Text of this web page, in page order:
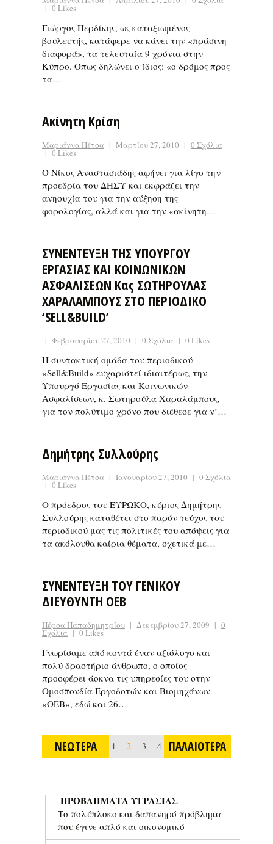
| 0 Likes
Γιώργος Περδίκης, ως καταξιωμένος
βουλευτής, κατάφερε να κάνει την «πράσινη
διαφορά», τα τελευταία 9 χρόνια στην
Κύπρο. Όπως δηλώνει ο ίδιος: «ο δρόμος προς
τα…
Ακίνητη Κρίση
Μαριάννα Πέτσα | Μαρτίου 27, 2010 | 0 Σχόλια
| 0 Likes
Ο Νίκος Αναστασιάδης αφήνει για λίγο την
προεδρία του ΔΗΣΥ και εκφράζει την
ανησυχία του για την αύξηση της
φορολογίας, αλλά και για την «ακίνητη…
ΣΥΝΕΝΤΕΥΞΗ ΤΗΣ ΥΠΟΥΡΓΟΥ
ΕΡΓΑΣΙΑΣ ΚΑΙ ΚΟΙΝΩΝΙΚΩΝ
ΑΣΦΑΛΙΣΕΩΝ Κας ΣΩΤΗΡΟΥΛΑΣ
ΧΑΡΑΛΑΜΠΟΥΣ ΣΤΟ ΠΕΡΙΟΔΙΚΟ
‘SELL&BUILD’
| Φεβρουαρίου 27, 2010 | 0 Σχόλια | 0 Likes
Η συντακτική ομάδα του περιοδικού
«Sell&Build» ευχαριστεί ιδιαιτέρως, την
Υπουργό Εργασίας και Κοινωνικών
Ασφαλίσεων, κ. Σωτηρούλα Χαραλάμπους,
για τον πολύτιμο χρόνο που διέθεσε για ν’…
Δημήτρης Συλλούρης
Μαριάννα Πέτσα | Ιανουαρίου 27, 2010 | 0 Σχόλια
| 0 Likes
Ο πρόεδρος του ΕΥΡΩΚΟ, κύριος Δημήτρης
Συλλούρης καταθέτει στο παρόν τεύχος του
περιοδικού μας τις πολιτικές του απόψεις για
τα ακόλουθα καίρια θέματα, σχετικά με…
ΣΥΝΕΝΤΕΥΞΗ ΤΟΥ ΓΕΝΙΚΟΥ
ΔΙΕΥΘΥΝΤΗ ΟΕΒ
Πέρσα Παπαδημητρίου | Δεκεμβρίου 27, 2009 | 0
Σχόλια | 0 Likes
Γνωρίσαμε από κοντά έναν αξιόλογο και
πολύ δραστήριο άνθρωπο, o οποίος
προσφέρει άοκνα τις υπηρεσίες του στην
Ομοσπονδία Εργοδοτών και Βιομηχάνων
«ΟΕΒ», εδώ και 26…
ΝΕΩΤΕΡΑ 1 2 3 4 ΠΑΛΑΙΟΤΕΡΑ
ΠΡΟΒΛΗΜΑΤΑ ΥΓΡΑΣΙΑΣ
Το πολύπλοκο και δαπανηρό πρόβλημα
που έγινε απλό και οικονομικό